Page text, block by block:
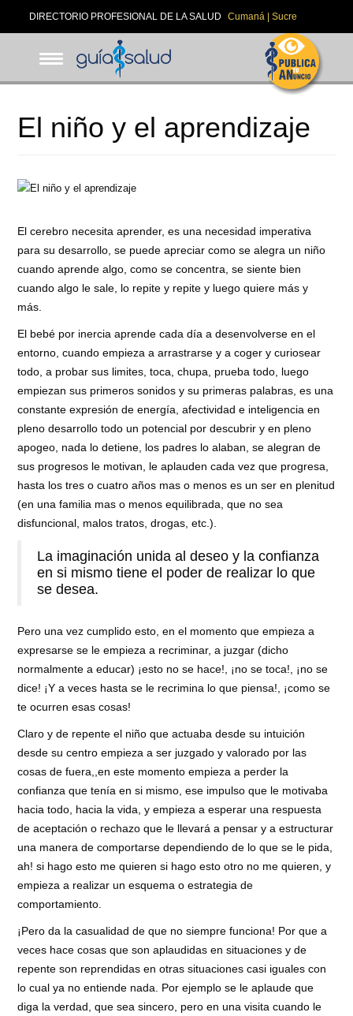
DIRECTORIO PROFESIONAL DE LA SALUD Cumaná | Sucre
El niño y el aprendizaje
El cerebro necesita aprender, es una necesidad imperativa
para su desarrollo, se puede apreciar como se alegra un niño
cuando aprende algo, como se concentra, se siente bien
cuando algo le sale, lo repite y repite y luego quiere más y
más.
El bebé por inercia aprende cada día a desenvolverse en el
entorno, cuando empieza a arrastrarse y a coger y curiosear
todo, a probar sus limites, toca, chupa, prueba todo, luego
empiezan sus primeros sonidos y su primeras palabras, es una
constante expresión de energía, afectividad e inteligencia en
pleno desarrollo todo un potencial por descubrir y en pleno
apogeo, nada lo detiene, los padres lo alaban, se alegran de
sus progresos le motivan, le aplauden cada vez que progresa,
hasta los tres o cuatro años mas o menos es un ser en plenitud
(en una familia mas o menos equilibrada, que no sea
disfuncional, malos tratos, drogas, etc.).
La imaginación unida al deseo y la confianza
en si mismo tiene el poder de realizar lo que
se desea.
Pero una vez cumplido esto, en el momento que empieza a
expresarse se le empieza a recriminar, a juzgar (dicho
normalmente a educar) ¡esto no se hace!, ¡no se toca!, ¡no se
dice! ¡Y a veces hasta se le recrimina lo que piensa!, ¡como se
te ocurren esas cosas!
Claro y de repente el niño que actuaba desde su intuición
desde su centro empieza a ser juzgado y valorado por las
cosas de fuera,,en este momento empieza a perder la
confianza que tenía en si mismo, ese impulso que le motivaba
hacia todo, hacia la vida, y empieza a esperar una respuesta
de aceptación o rechazo que le llevará a pensar y a estructurar
una manera de comportarse dependiendo de lo que se le pida,
ah! si hago esto me quieren si hago esto otro no me quieren, y
empieza a realizar un esquema o estrategia de
comportamiento.
¡Pero da la casualidad de que no siempre funciona! Por que a
veces hace cosas que son aplaudidas en situaciones y de
repente son reprendidas en otras situaciones casi iguales con
lo cual ya no entiende nada. Por ejemplo se le aplaude que
diga la verdad, que sea sincero, pero en una visita cuando le